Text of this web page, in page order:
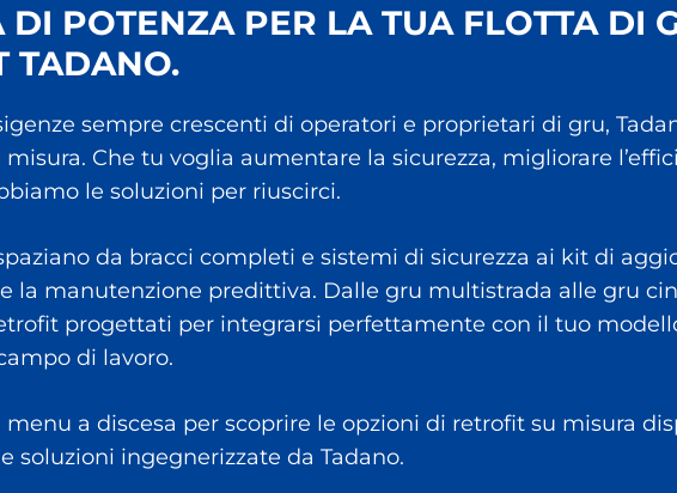
DI POTENZA PER LA TUA FLOTTA DI
TADANO.
sempre crescenti di operatori e proprietari di gru,
Che tu voglia aumentare la sicurezza, migliorare
le soluzioni per riuscirci.
da bracci completi e sistemi di sicurezza ai kit di
e la manutenzione predittiva. Dalle gru multistrada alle gru
progettati per integrarsi perfettamente con il tuo
di lavoro.
menu a discesa per scoprire le opzioni di retrofit su misura
soluzioni ingegnerizzate da Tadano.